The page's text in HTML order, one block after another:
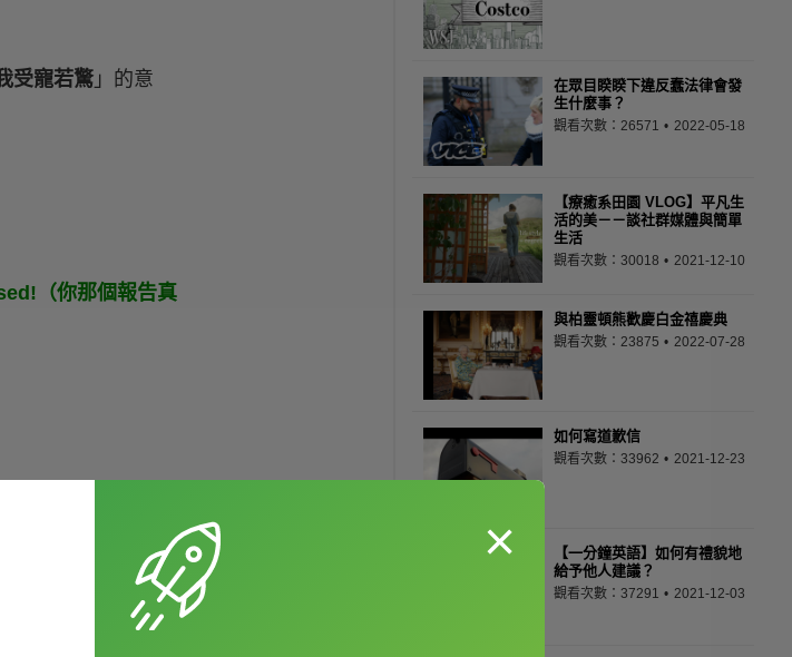
受寵若驚 」的意
（你那個報告真
。那這
在眾目睽睽下違反蠢法律會發
生什麼事？
觀看次數：26571 2022-05-18
【療癒系田園 VLOG】平凡生
活的美－－談社群媒體與簡單
生活
觀看次數：30018 2021-12-10
與柏靈頓熊歡慶白金禧慶典
觀看次數：23875 2022-07-28
如何寫道歉信
觀看次數：33962 2021-12-23
【一分鐘英語】如何有禮貌地
給予他人建議？
觀看次數：37291 2021-12-03
×